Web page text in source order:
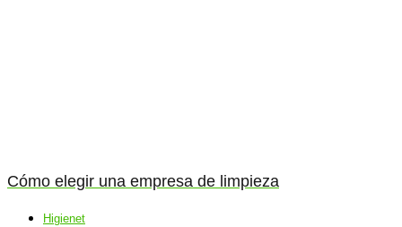
Cómo elegir una empresa de limpieza
Higienet